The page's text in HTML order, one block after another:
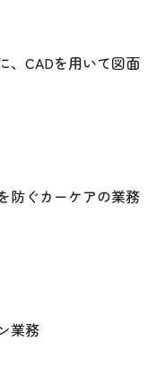
、CADを用いて図面
防ぐカーケアの業務
業務